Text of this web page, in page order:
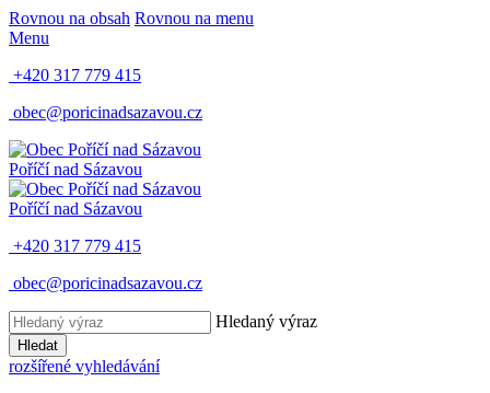
Rovnou na obsah Rovnou na menu
Menu
+420 317 779 415
obec@poricinadsazavou.cz
Poříčí nad Sázavou
Poříčí nad Sázavou
+420 317 779 415
obec@poricinadsazavou.cz
Hledaný výraz
Hledat
rozšířené vyhledávání